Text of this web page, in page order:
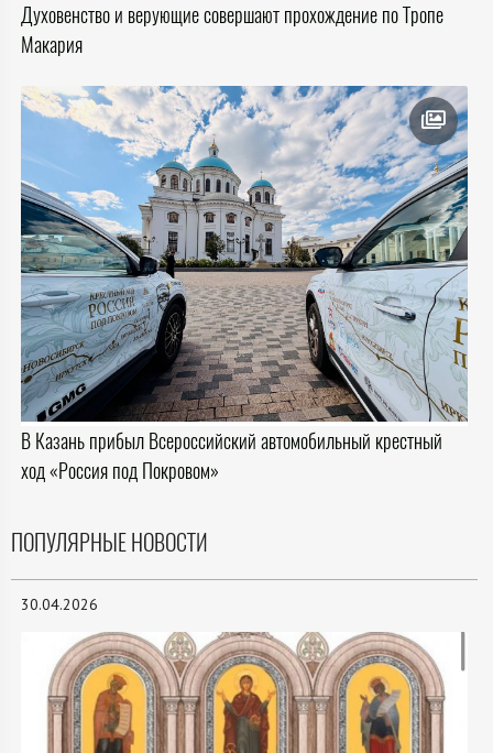
Духовенство и верующие совершают прохождение по Тропе
Макария
В Казань прибыл Всероссийский автомобильный крестный
ход «Россия под Покровом»
ПОПУЛЯРНЫЕ НОВОСТИ
30.04.2026